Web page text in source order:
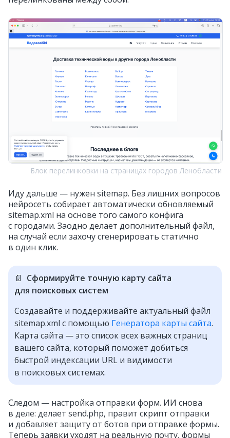
Блок перелинковки на страницах городов Ленобласти
Иду дальше — нужен sitemap. Без лишних вопросов
нейросеть собирает автоматически обновляемый
sitemap.xml на основе того самого конфига
с городами. Заодно делает дополнительный файл,
на случай если захочу сгенерировать статично
в один клик.
📄 Сформируйте точную карту сайта
для поисковых систем
Создавайте и поддерживайте актуальный файл
sitemap.xml с помощью Генератора карты сайта.
Карта сайта — это список всех важных страниц
вашего сайта, который поможет добиться
быстрой индексации URL и видимости
в поисковых системах.
Следом — настройка отправки форм. ИИ снова
в деле: делает send.php, правит скрипт отправки
и добавляет защиту от ботов при отправке формы.
Теперь заявки уходят на реальную почту, формы